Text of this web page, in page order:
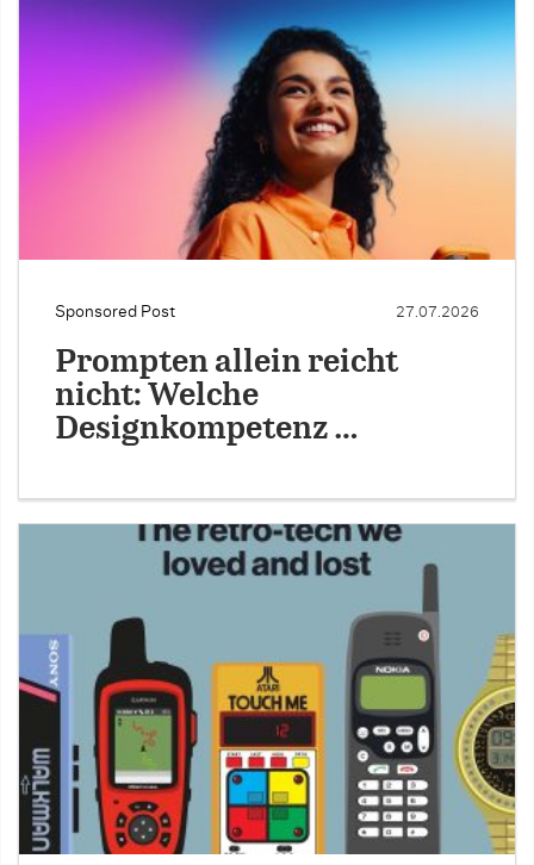
Sponsored Post 27.07.2026
Prompten allein reicht
nicht: Welche
Designkompetenz …